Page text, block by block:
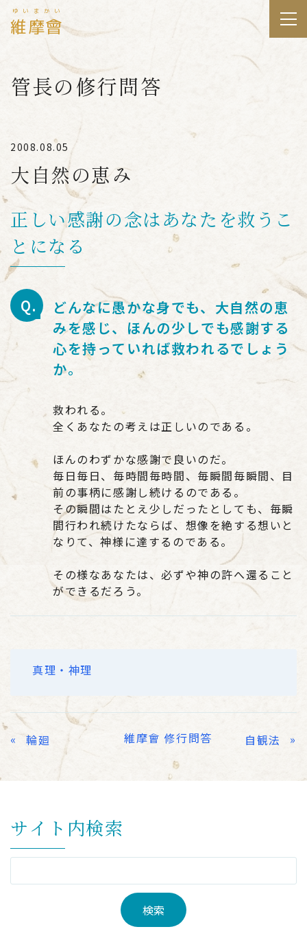
維摩會
ゆいまかい
管長の修行問答
2008.08.05
大自然の恵み
正しい感謝の念はあなたを救うこ
とになる
どんなに愚かな身でも、大自然の恵
みを感じ、ほんの少しでも感謝する
心を持っていれば救われるでしょう
か。
救われる。
全くあなたの考えは正しいのである。
ほんのわずかな感謝で良いのだ。
毎日毎日、毎時間毎時間、毎瞬間毎瞬間、目
前の事柄に感謝し続けるのである。
その瞬間はたとえ少しだったとしても、毎瞬
間行われ続けたならば、想像を絶する想いと
なりて、神様に達するのである。
その様なあなたは、必ずや神の許へ還ること
ができるだろう。
真理・神理
« 輪廻 維摩會 修行問答 自観法 »
サイト内検索